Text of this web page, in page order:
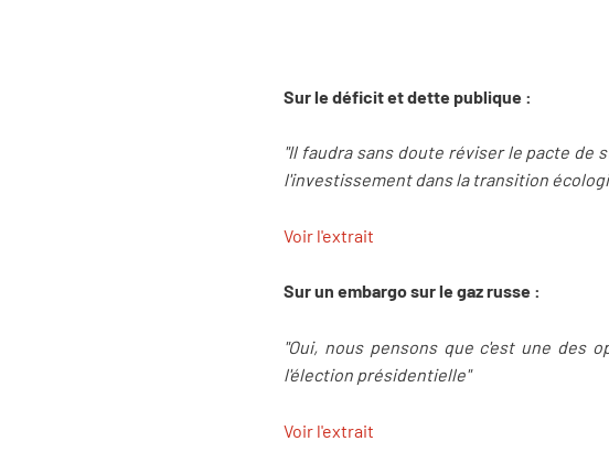
Sur le déficit et dette publique :
"Il faudra sans doute réviser le pacte de
l'investissement dans la transition
Voir l'extrait
Sur un embargo sur le gaz russe :
"Oui, nous pensons que c'est une des
l'élection présidentielle"
Voir l'extrait